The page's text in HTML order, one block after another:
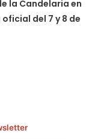
la Candelaria en
del 7 y 8 de